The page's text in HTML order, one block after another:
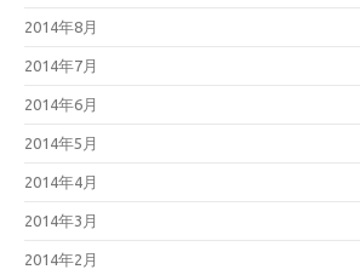
2014年8月
2014年7月
2014年6月
2014年5月
2014年4月
2014年3月
2014年2月